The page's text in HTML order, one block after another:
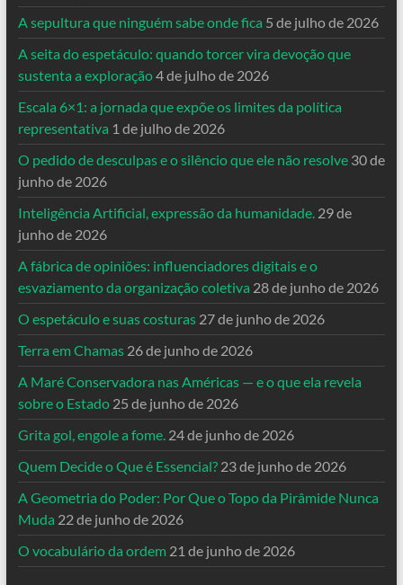
A sepultura que ninguém sabe onde fica 5 de julho de 2026
A seita do espetáculo: quando torcer vira devoção que
sustenta a exploração4 de julho de 2026
Escala 6×1: a jornada que expõe os limites da política
representativa 1 de julho de 2026
O pedido de desculpas e o silêncio que ele não resolve 30 de
junho de 2026
Inteligência Artificial, expressão da humanidade. 29 de
junho de 2026
A fábrica de opiniões: influenciadores digitais e o
esvaziamento da organização coletiva 28 de junho de 2026
O espetáculo e suas costuras 27 de junho de 2026
Terra em Chamas 26 de junho de 2026
A Maré Conservadora nas Américas — e o que ela revela
sobre o Estado 25 de junho de 2026
Grita gol, engole a fome. 24 de junho de 2026
Quem Decide o Que é Essencial? 23 de junho de 2026
A Geometria do Poder: Por Que o Topo da Pirâmide Nunca
Muda 22 de junho de 2026
O vocabulário da ordem 21 de junho de 2026